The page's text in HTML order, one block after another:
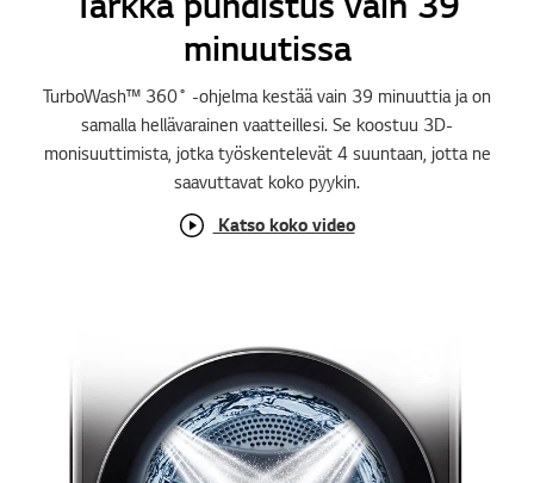
minuutissa
TurboWash™ 360˚ -ohjelma kestää vain 39 minuuttia ja on
samalla hellävarainen vaatteillesi. Se koostuu 3D-
monisuuttimista, jotka työskentelevät 4 suuntaan, jotta ne
saavuttavat koko pyykin.
Katso koko video